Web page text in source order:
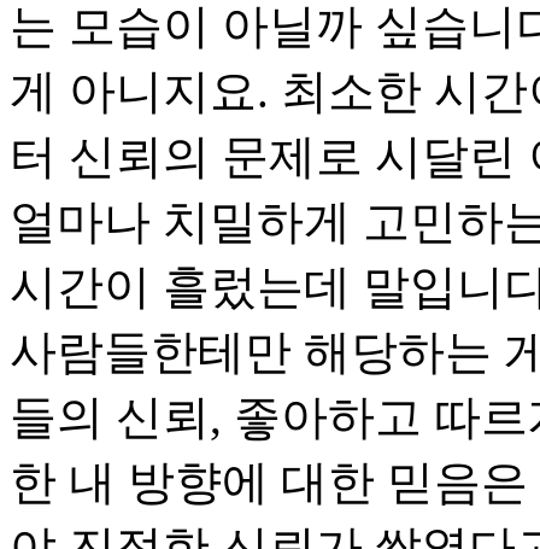
는 모습이 아닐까 싶습니
게 아니지요. 최소한 시
터 신뢰의 문제로 시달린
얼마나 치밀하게 고민하
시간이 흘렀는데 말입니
사람들한테만 해당하는
들의 신뢰, 좋아하고 따
한 내 방향에 대한 믿음